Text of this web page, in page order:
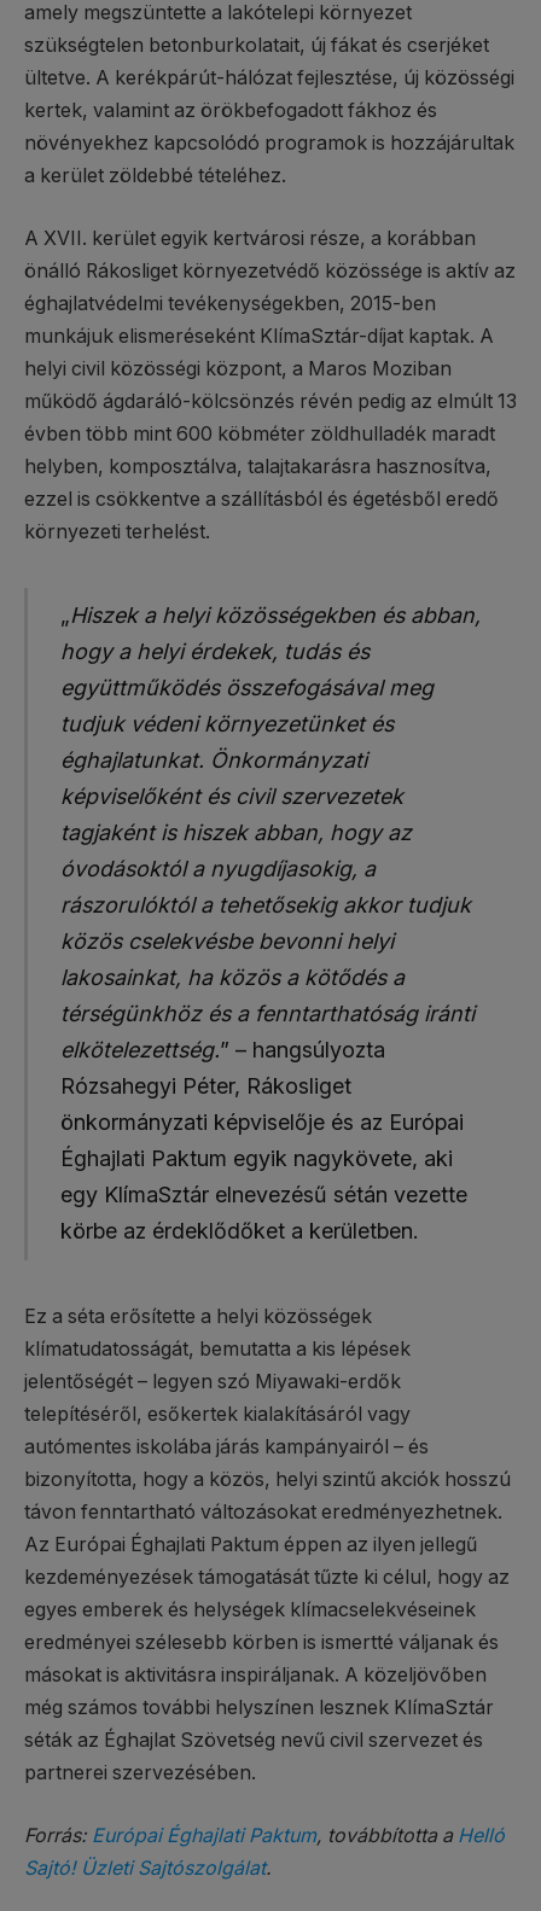
amely megszüntette a lakótelepi környezet
szükségtelen betonburkolatait, új fákat és cserjéket
ültetve. A kerékpárút-hálózat fejlesztése, új közösségi
kertek, valamint az örökbefogadott fákhoz és
növényekhez kapcsolódó programok is hozzájárultak
a kerület zöldebbé tételéhez.
A XVII. kerület egyik kertvárosi része, a korábban
önálló Rákosliget környezetvédő közössége is aktív az
éghajlatvédelmi tevékenységekben, 2015-ben
munkájuk elismeréseként KlímaSztár-díjat kaptak. A
helyi civil közösségi központ, a Maros Moziban
működő ágdaráló-kölcsönzés révén pedig az elmúlt 13
évben több mint 600 köbméter zöldhulladék maradt
helyben, komposztálva, talajtakarásra hasznosítva,
ezzel is csökkentve a szállításból és égetésből eredő
környezeti terhelést.
„Hiszek a helyi közösségekben és abban,
hogy a helyi érdekek, tudás és
együttműködés összefogásával meg
tudjuk védeni környezetünket és
éghajlatunkat. Önkormányzati
képviselőként és civil szervezetek
tagjaként is hiszek abban, hogy az
óvodásoktól a nyugdíjasokig, a
rászorulóktól a tehetősekig akkor tudjuk
közös cselekvésbe bevonni helyi
lakosainkat, ha közös a kötődés a
térségünkhöz és a fenntarthatóság iránti
elkötelezettség.” – hangsúlyozta
Rózsahegyi Péter, Rákosliget
önkormányzati képviselője és az Európai
Éghajlati Paktum egyik nagykövete, aki
egy KlímaSztár elnevezésű sétán vezette
körbe az érdeklődőket a kerületben.
Ez a séta erősítette a helyi közösségek
klímatudatosságát, bemutatta a kis lépések
jelentőségét – legyen szó Miyawaki-erdők
telepítéséről, esőkertek kialakításáról vagy
autómentes iskolába járás kampányairól – és
bizonyította, hogy a közös, helyi szintű akciók hosszú
távon fenntartható változásokat eredményezhetnek.
Az Európai Éghajlati Paktum éppen az ilyen jellegű
kezdeményezések támogatását tűzte ki célul, hogy az
egyes emberek és helységek klímacselekvéseinek
eredményei szélesebb körben is ismertté váljanak és
másokat is aktivitásra inspiráljanak. A közeljövőben
még számos további helyszínen lesznek KlímaSztár
séták az Éghajlat Szövetség nevű civil szervezet és
partnerei szervezésében.
Forrás: Európai Éghajlati Paktum, továbbította a Helló
Sajtó! Üzleti Sajtószolgálat.